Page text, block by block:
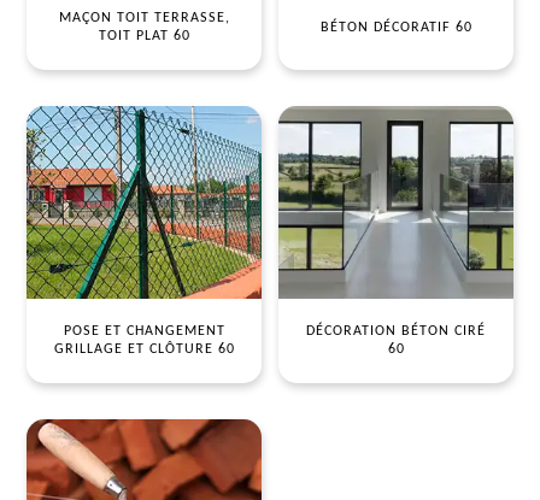
MAÇON TOIT TERRASSE,
TOIT PLAT 60
BÉTON DÉCORATIF 60
POSE ET CHANGEMENT
GRILLAGE ET CLÔTURE 60
DÉCORATION BÉTON CIRÉ
60